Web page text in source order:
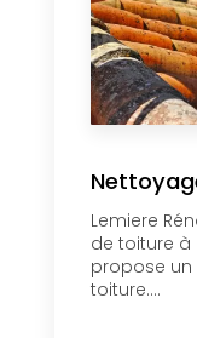
Lemiere
de toiture à
propose
toiture....